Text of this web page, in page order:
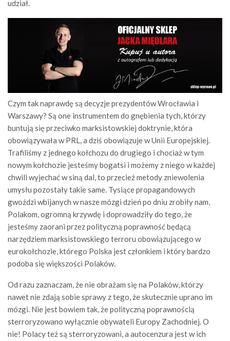
udział.
Czym tak naprawdę są decyzje prezydentów Wrocławia i
Warszawy? Są one instrumentem do gnębienia tych, którzy
buntują się przeciwko marksistowskiej doktrynie, która
obowiązywała w PRL, a dziś obowiązuje w Unii Europejskiej.
Trafiliśmy z jednego kołchozu do drugiego i chociaż w tym
nowym kołchozie jesteśmy bogatsi i możemy z niego w każdej
chwili wyjechać w siną dal, to przecież metody zniewolenia
umysłu pozostały takie same. Tysiące propagandowych
gwoździ wbijanych w nasze mózgi dzień po dniu zrobiły nam,
Polakom, ogromną krzywdę i doprowadziły do tego, że
jesteśmy zaorani przez polityczną poprawność będącą
narzędziem marksistowskiego terroru obowiązującego w
eurokołchozie, którego Polska jest członkiem i który bardzo
podoba się większości Polaków.
Od razu zaznaczam, że nie obrażam się na Polaków, którzy
nawet nie zdają sobie sprawy z tego, że skutecznie uprano im
mózgi. Nie jest bowiem tak, że polityczną poprawnością
sterroryzowano wyłącznie obywateli Europy Zachodniej. O
nie! Polacy też są sterroryzowani, a autocenzura jest w ich